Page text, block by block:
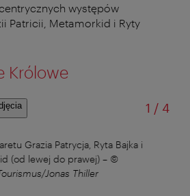
występów
Patricii, Metamorkid i Ryty
Królowe
1 /od
4
Grazia Patrycja, Ryta Bajka i
(od lewej do prawej) – ©
Jonas Thiller